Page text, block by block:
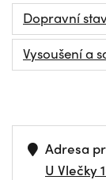
Dopravní
Vysoušení a
Adresa
U Vlečky